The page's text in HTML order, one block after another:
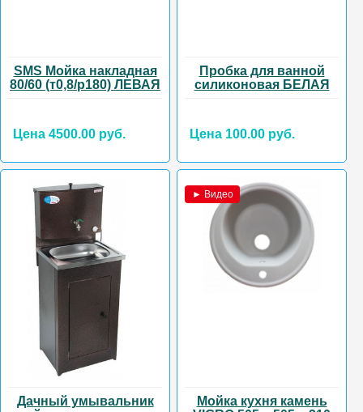
SMS Мойка накладная
80/60 (т0,8/р180) ЛЕВАЯ
Цена 4500.00 руб.
Пробка для ванной
силиконовая БЕЛАЯ
Цена 100.00 руб.
Дачный умывальник
► Видео
Мойка кухня камень